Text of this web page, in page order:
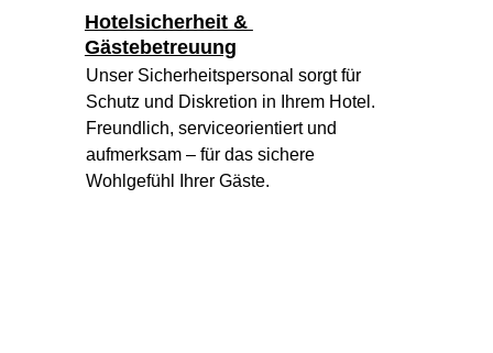
Unser Sicherheitspersonal sorgt für
Schutz und Diskretion in Ihrem Hotel.
Freundlich, serviceorientiert und
aufmerksam – für das sichere
Wohlgefühl Ihrer Gäste.
Hotelsicherheit &
Gästebetreuung